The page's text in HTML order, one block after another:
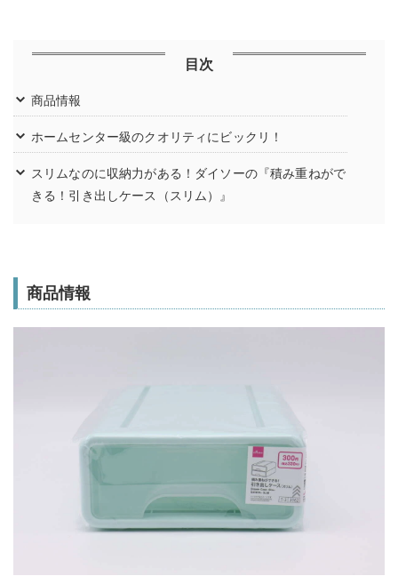
目次
商品情報
ホームセンター級のクオリティにビックリ！
スリムなのに収納力がある！ダイソーの『積み重ねがで
きる！引き出しケース（スリム）』
商品情報